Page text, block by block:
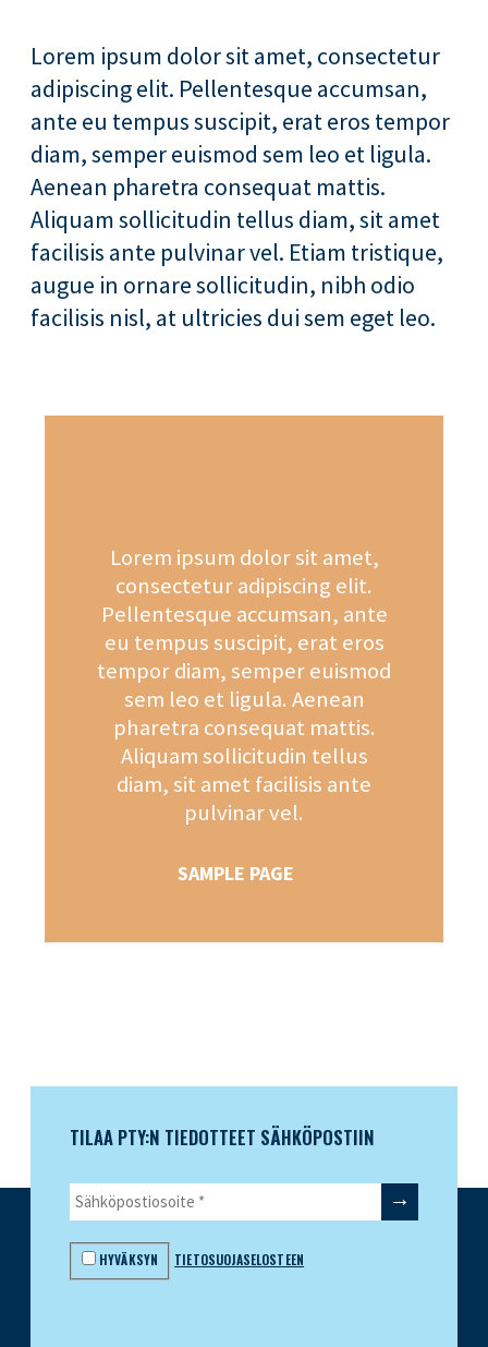
Lorem ipsum dolor sit amet, consectetur
adipiscing elit. Pellentesque accumsan,
ante eu tempus suscipit, erat eros tempor
diam, semper euismod sem leo et ligula.
Aenean pharetra consequat mattis.
Aliquam sollicitudin tellus diam, sit amet
facilisis ante pulvinar vel. Etiam tristique,
augue in ornare sollicitudin, nibh odio
facilisis nisl, at ultricies dui sem eget leo.
Lorem ipsum dolor sit amet,
consectetur adipiscing elit.
Pellentesque accumsan, ante
eu tempus suscipit, erat eros
tempor diam, semper euismod
sem leo et ligula. Aenean
pharetra consequat mattis.
Aliquam sollicitudin tellus
diam, sit amet facilisis ante
pulvinar vel.
SAMPLE PAGE
TILAA PTY:N TIEDOTTEET SÄHKÖPOSTIIN
HYVÄKSYN TIETOSUOJASELOSTEEN